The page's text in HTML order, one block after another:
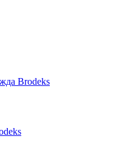
Brodeks